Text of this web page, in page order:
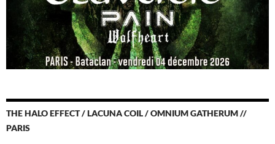
THE HALO EFFECT / LACUNA COIL / OMNIUM GATHERUM //
PARIS